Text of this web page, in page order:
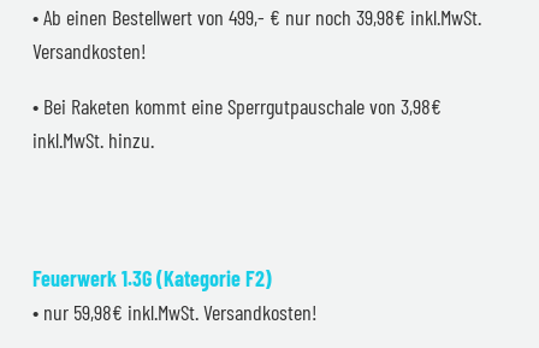
• Ab einen Bestellwert von 499,- € nur noch 39,98€ inkl.MwSt.
Versandkosten!
• Bei Raketen kommt eine Sperrgutpauschale von 3,98€
inkl.MwSt. hinzu.
Feuerwerk 1.3G (Kategorie F2)
• nur 59,98€ inkl.MwSt. Versandkosten!